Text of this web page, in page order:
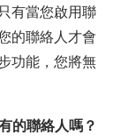
有當您啟用聯
的聯絡人才會
功能，您將無
的聯絡人嗎？